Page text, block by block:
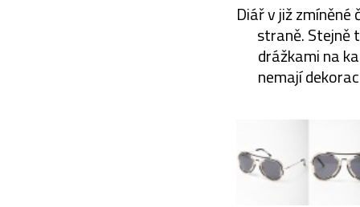
Diář v již
straně. Stejně
drážkami na
nemají